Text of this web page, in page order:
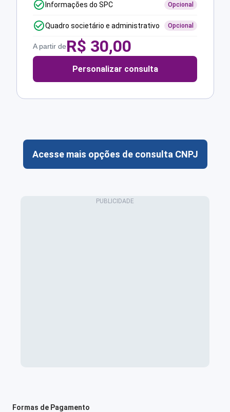
Informações do SPC Opcional
Quadro societário e administrativo Opcional
A partir deR$ 30,00
Personalizar consulta
Acesse mais opções de consulta CNPJ
Formas de Pagamento